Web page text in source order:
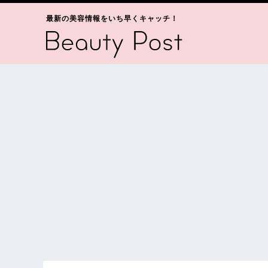
最新の美容情報をいち早くキャッチ！